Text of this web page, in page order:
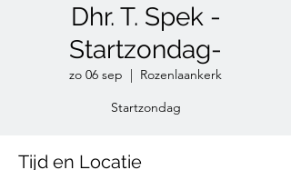
Dhr. T. Spek -
Startzondag-
zo 06 sep
  |
Rozenlaankerk
Startzondag
Tijd en Locatie